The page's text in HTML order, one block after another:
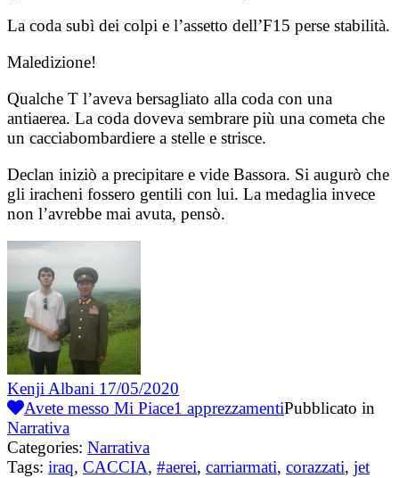
La coda subì dei colpi e l’assetto dell’F15 perse stabilità.
Maledizione!
Qualche T l’aveva bersagliato alla coda con una
antiaerea. La coda doveva sembrare più una cometa che
un cacciabombardiere a stelle e strisce.
Declan iniziò a precipitare e vide Bassora. Si augurò che
gli iracheni fossero gentili con lui. La medaglia invece
non l’avrebbe mai avuta, pensò.
Kenji Albani 17/05/2020
Avete messo Mi Piace1 apprezzamentiPubblicato in
Narrativa
Categories: Narrativa
Tags: iraq, CACCIA, #aerei, carriarmati, corazzati, jet